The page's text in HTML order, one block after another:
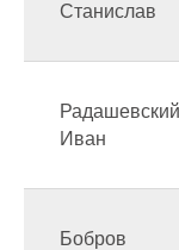
Станислав
Радашевский
Иван
Бобров